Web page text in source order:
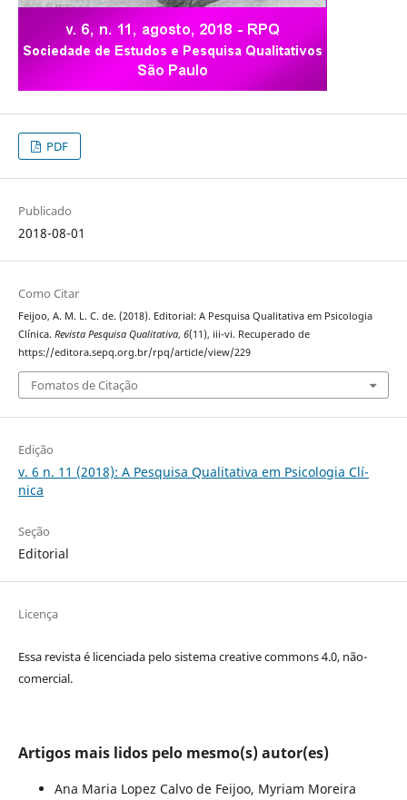
PDF
Publicado
2018-08-01
Como Citar
Feijoo, A. M. L. C. de. (2018). Editorial: A Pesquisa Qualitativa em Psicologia
Clínica. Revista Pesquisa Qualitativa, 6(11), iii-vi. Recuperado de
https://editora.sepq.org.br/rpq/article/view/229
Fomatos de Citação
Edição
v. 6 n. 11 (2018): A Pesquisa Qualitativa em Psicologia Clí­
nica
Seção
Editorial
Licença
Essa revista é licenciada pelo sistema creative commons 4.0, não-
comercial.
Artigos mais lidos pelo mesmo(s) autor(es)
Ana Maria Lopez Calvo de Feijoo, Myriam Moreira